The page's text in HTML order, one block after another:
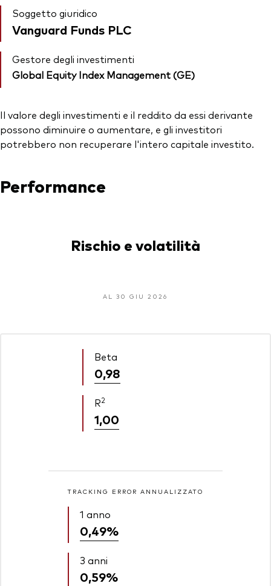
Soggetto giuridico
Vanguard Funds PLC
Gestore degli investimenti
Global Equity Index Management (GE)
Il valore degli investimenti e il reddito da essi derivante
possono diminuire o aumentare, e gli investitori
potrebbero non recuperare l'intero capitale investito.
Performance
Rischio e volatilità
AL 30 GIU 2026
Beta
0,98
R2
1,00
TRACKING ERROR ANNUALIZZATO
1 anno
0,49%
3 anni
0,59%